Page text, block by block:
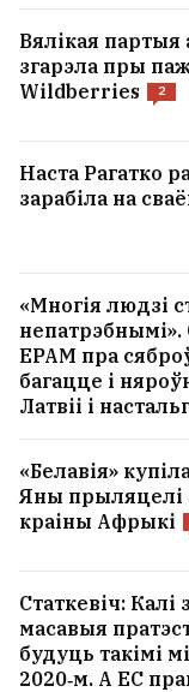
Вялікая партыя
згарэла пры
Wildberries
2
Наста Рагатко
зарабіла на
«Многія людзі
непатрэбнымі».
EPAM пра
багацце і
Латвіі і
«Белавія»
Яны прыляцелі
краіны Афрыкі
Статкевіч:
масавыя
будуць такімі
2020‑м. А ЕС